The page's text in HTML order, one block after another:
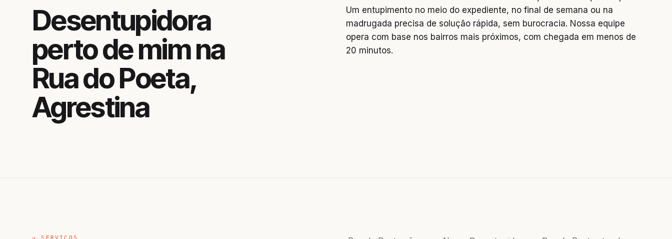
Desentupidora
perto de mim na
Rua do Poeta,
Agrestina
Um entupimento no meio do expediente, no final de semana ou na
madrugada precisa de solução rápida, sem burocracia. Nossa equipe
opera com base nos bairros mais próximos, com chegada em menos de
20 minutos.